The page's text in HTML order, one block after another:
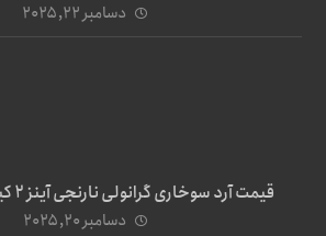
دسامبر ۲۲, ۲۰۲۵
قیمت آرد سوخاری گرانولی نارنجی آینز ۲ کیلویی در آذر ۱۴۰۴
دسامبر ۲۰, ۲۰۲۵